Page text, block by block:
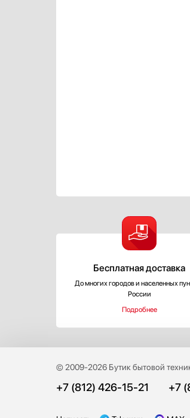
Бесплатная доставка
До многих городов и населенных
России
Подробнее
© 2009-2026 Бутик бытовой
+7 (812) 426-15-21 +7